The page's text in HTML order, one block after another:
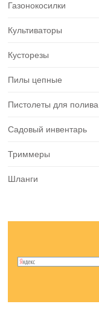
Газонокосилки
Культиваторы
Кусторезы
Пилы цепные
Пистолеты для полива
Садовый инвентарь
Триммеры
Шланги